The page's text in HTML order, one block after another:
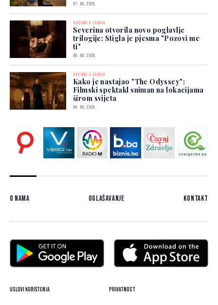
07. 08. 2026.
KULTURA & ZABAVA
Severina otvorila novo poglavlje
trilogije: Stigla je pjesma "Pozovi me
ti"
06. 08. 2026.
KULTURA & ZABAVA
Kako je nastajao "The Odyssey":
Filmski spektakl sniman na lokacijama
širom svijeta
06. 08. 2026.
O nama Oglašavanje Kontakt
Uslovi korištenja Privatnost